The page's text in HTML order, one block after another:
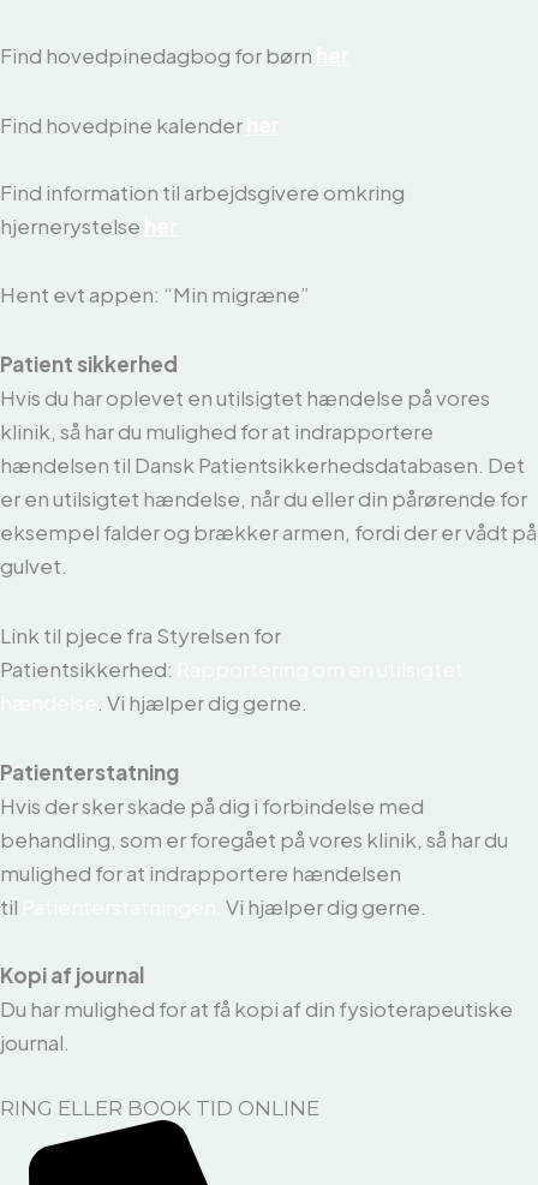
Find hovedpinedagbog for børn
Find hovedpine kalender
Find information til arbejdsgivere omkring
hjernerystelse
Hent evt appen: “Min migræne”
Patient sikkerhed
Hvis du har oplevet en utilsigtet hændelse på vores
klinik, så har du mulighed for at indrapportere
hændelsen til Dansk Patientsikkerhedsdatabasen. Det
er en utilsigtet hændelse, når du eller din pårørende for
eksempel falder og brækker armen, fordi der er vådt på
gulvet.
Link til pjece fra Styrelsen for
Patientsikkerhed:
. Vi hjælper dig gerne.
Patienterstatning
Hvis der sker skade på dig i forbindelse med
behandling, som er foregået på vores klinik, så har du
mulighed for at indrapportere hændelsen
til
Vi hjælper dig gerne.
Kopi af journal
Du har mulighed for at få kopi af din fysioterapeutiske
journal.
RING ELLER BOOK TID ONLINE